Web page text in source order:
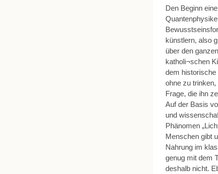
Den Beginn
künstlern, also
über den
katholi¬schen
dem historische
ohne zu
Frage, die ihn
Auf der Basis
und
Phänomen
Menschen gibt
Nahrung im
genug mit dem
deshalb nicht.